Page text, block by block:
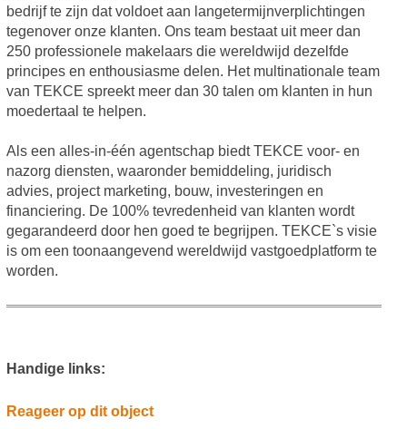
bedrijf te zijn dat voldoet aan langetermijnverplichtingen
tegenover onze klanten. Ons team bestaat uit meer dan
250 professionele makelaars die wereldwijd dezelfde
principes en enthousiasme delen. Het multinationale team
van TEKCE spreekt meer dan 30 talen om klanten in hun
moedertaal te helpen.
Als een alles-in-één agentschap biedt TEKCE voor- en
nazorg diensten, waaronder bemiddeling, juridisch
advies, project marketing, bouw, investeringen en
financiering. De 100% tevredenheid van klanten wordt
gegarandeerd door hen goed te begrijpen. TEKCE`s visie
is om een toonaangevend wereldwijd vastgoedplatform te
worden.
Handige links:
Reageer op dit object